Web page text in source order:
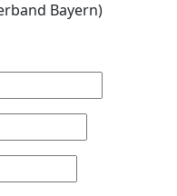
Bayern)